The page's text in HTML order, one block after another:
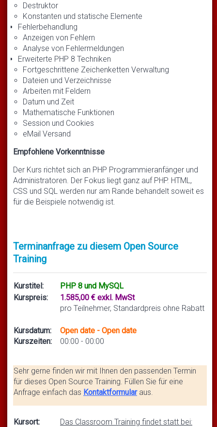
Destruktor
Konstanten und statische Elemente
Fehlerbehandlung
Anzeigen von Fehlern
Analyse von Fehlermeldungen
Erweiterte PHP 8 Techniken
Fortgeschrittene Zeichenketten Verwaltung
Dateien und Verzeichnisse
Arbeiten mit Feldern
Datum und Zeit
Mathematische Funktionen
Session und Cookies
eMail Versand
Empfohlene Vorkenntnisse
Der Kurs richtet sich an PHP Programmieranfänger und
Administratoren. Der Fokus liegt ganz auf PHP. HTML,
CSS und SQL werden nur am Rande behandelt soweit es
für die Beispiele notwendig ist.
Terminanfrage zu diesem Open Source
Training
Kurstitel:
PHP 8 und MySQL
Kurspreis:
1.585,00 € exkl. MwSt
pro Teilnehmer, Standardpreis ohne Rabatt
Kursdatum:
Kurszeiten:
Open date - Open date
00:00 - 00:00
Sehr gerne finden wir mit Ihnen den passenden Termin
für dieses Open Source Training. Füllen Sie für eine
Anfrage einfach das Kontaktformular aus.
Kursort:
Das Classroom Training findet statt bei: